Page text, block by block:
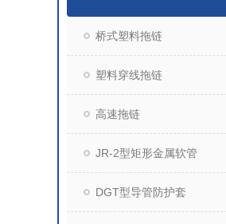
桥式塑料拖链
塑料穿线拖链
高速拖链
JR-2型矩形金属软管
DGT型导管防护套